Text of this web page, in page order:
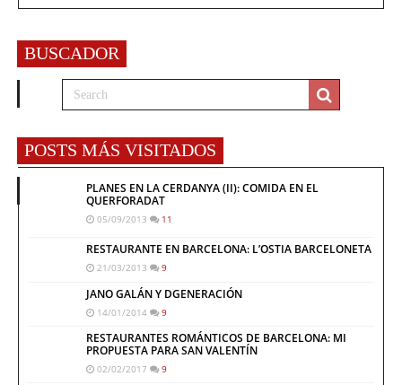
BUSCADOR
POSTS MÁS VISITADOS
PLANES EN LA CERDANYA (II): COMIDA EN EL
QUERFORADAT
05/09/2013 11
RESTAURANTE EN BARCELONA: L’OSTIA BARCELONETA
21/03/2013 9
JANO GALÁN Y DGENERACIÓN
14/01/2014 9
RESTAURANTES ROMÁNTICOS DE BARCELONA: MI
PROPUESTA PARA SAN VALENTÍN
02/02/2017 9